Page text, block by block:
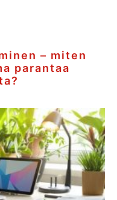
– miten
parantaa